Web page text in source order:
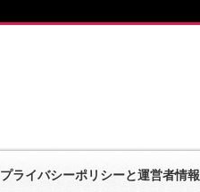
プライバシーポリシーと運営者情報